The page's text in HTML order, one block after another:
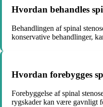
Hvordan behandles
Behandlingen af spinal
konservative behandlinger,
Hvordan forebygges
Forebyggelse af spinal
rygskader kan være gavnligt